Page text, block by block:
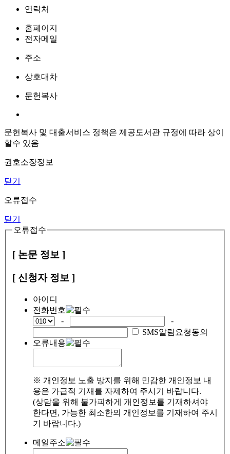
연락처
홈페이지
전자메일
주소
상호대차
문헌복사
문헌복사 및 대출서비스 정책은 제공도서관 규정에 따라 상이
할수 있음
권호소장정보
닫기
오류접수
닫기
오류접수
[ 논문 정보 ]
[ 신청자 정보 ]
아이디
전화번호
-
-
SMS알림요청동의
오류내용
※ 개인정보 노출 방지를 위해 민감한 개인정보 내
용은 가급적 기재를 자제하여 주시기 바랍니다.
(상담을 위해 불가피하게 개인정보를 기재하셔야
한다면, 가능한 최소한의 개인정보를 기재하여 주시
기 바랍니다.)
메일주소